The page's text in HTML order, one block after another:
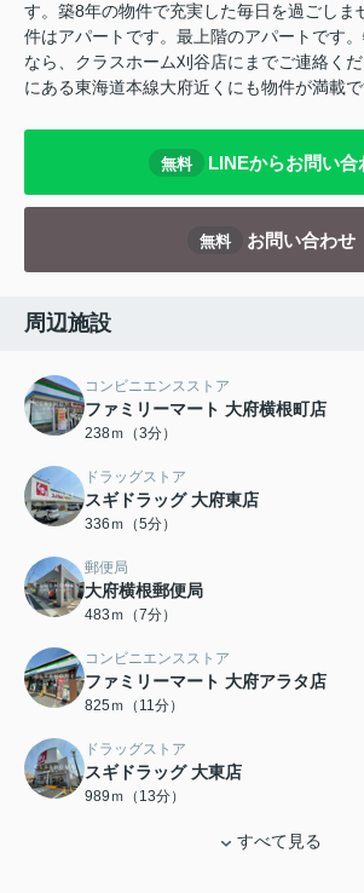
す。築8年の物件で充実した毎日を過ごしま
件はアパートです。最上階のアパートです
なら、クラスホーム刈谷店にまでご連絡く
にある東海道本線大府近くにも物件が満載で
無料 LINEからお問い合
無料 お問い合わせ
周辺施設
コンビニエンスストア
ファミリーマート 大府横根町店
238ｍ（3分）
ドラッグストア
スギドラッグ 大府東店
336ｍ（5分）
郵便局
大府横根郵便局
483ｍ（7分）
コンビニエンスストア
ファミリーマート 大府アラタ店
825ｍ（11分）
ドラッグストア
スギドラッグ 大東店
989ｍ（13分）
すべて見る